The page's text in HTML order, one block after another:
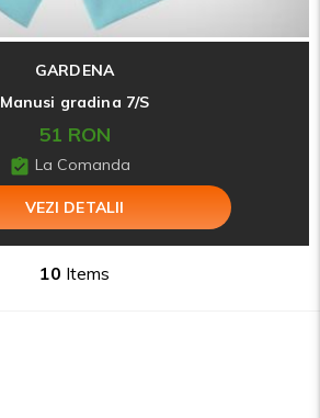
GARDENA
Manusi gradina 7/S
51 RON
La Comanda
VEZI DETALII
10 Items